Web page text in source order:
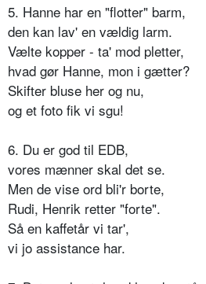
5. Hanne har en "flotter" barm,
den kan lav' en vældig larm.
Vælte kopper - ta' mod pletter,
hvad gør Hanne, mon i gætter?
Skifter bluse her og nu,
og et foto fik vi sgu!
6. Du er god til EDB,
vores mænner skal det se.
Men de vise ord bli'r borte,
Rudi, Henrik retter "forte".
Så en kaffetår vi tar',
vi jo assistance har.